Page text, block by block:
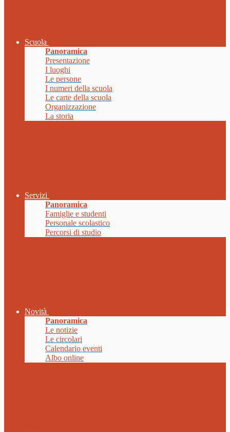
Scuola
Panoramica
Presentazione
I luoghi
Le persone
I numeri della scuola
Le carte della scuola
Organizzazione
La storia
Servizi
Panoramica
Famiglie e studenti
Personale scolastico
Percorsi di studio
Novità
Panoramica
Le notizie
Le circolari
Calendario eventi
Albo online